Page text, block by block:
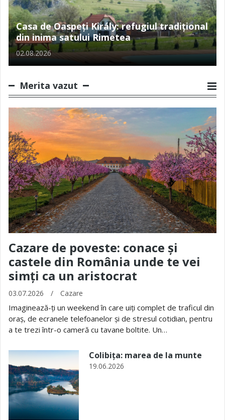
Casa de Oaspeți Király: refugiul tradițional
din inima satului Rimetea
02.08.2026
Merita vazut
Cazare de poveste: conace și
castele din România unde te vei
simți ca un aristocrat
03.07.2026 / Cazare
Imaginează-ți un weekend în care uiți complet de traficul din
oraș, de ecranele telefoanelor și de stresul cotidian, pentru
a te trezi într-o cameră cu tavane boltite. Un…
Colibița: marea de la munte
19.06.2026